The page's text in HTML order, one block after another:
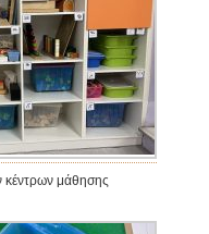
κέντρων μάθησης